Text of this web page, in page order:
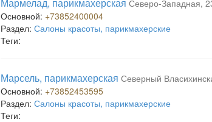
Северо-Западная,
Основной: +73852400004
Раздел: Салоны красоты, парикмахерские
Теги:
Марсель, парикмахерская Северный
Основной: +73852453595
Раздел: Салоны красоты, парикмахерские
Теги: